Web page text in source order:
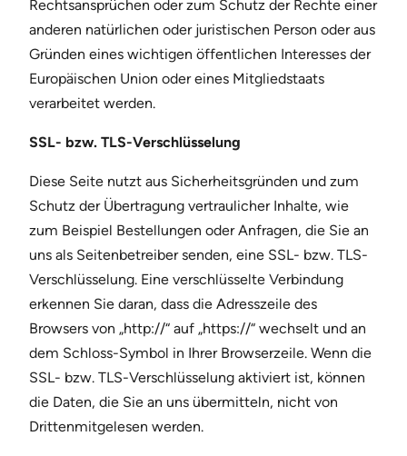
Rechtsansprüchen oder zum Schutz der Rechte einer
anderen natürlichen oder juristischen Person oder aus
Gründen eines wichtigen öffentlichen Interesses der
Europäischen Union oder eines Mitgliedstaats
verarbeitet werden.
SSL- bzw. TLS-Verschlüsselung
Diese Seite nutzt aus Sicherheitsgründen und zum
Schutz der Übertragung vertraulicher Inhalte, wie
zum Beispiel Bestellungen oder Anfragen, die Sie an
uns als Seitenbetreiber senden, eine SSL- bzw. TLS-
Verschlüsselung. Eine verschlüsselte Verbindung
erkennen Sie daran, dass die Adresszeile des
Browsers von „http://“ auf „https://“ wechselt und an
dem Schloss-Symbol in Ihrer Browserzeile. Wenn die
SSL- bzw. TLS-Verschlüsselung aktiviert ist, können
die Daten, die Sie an uns übermitteln, nicht von
Drittenmitgelesen werden.